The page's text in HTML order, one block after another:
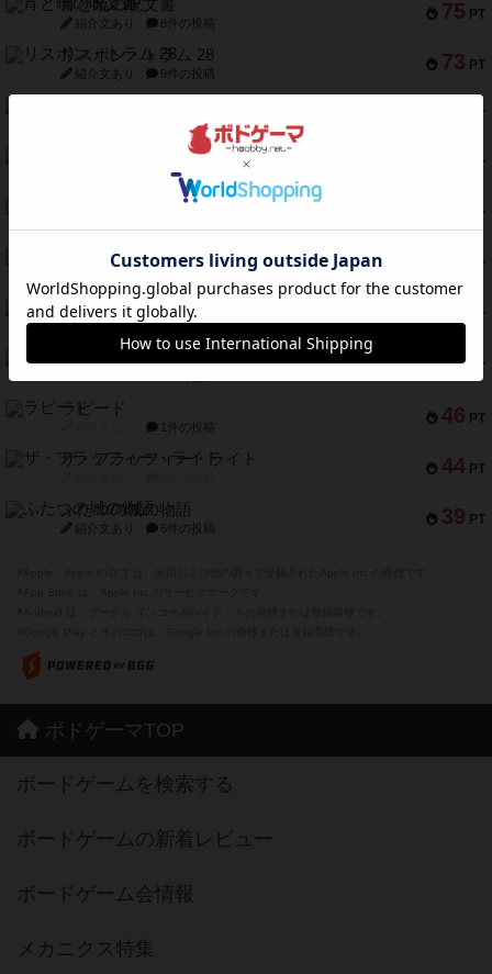
75 PT
宵と暁の呪文書
紹介文あり 8件の投稿
73 PT
リスボン・トラム 28
紹介文あり 9件の投稿
PT
1件の投稿
PT
1件の投稿
PT
スペクタキュラー
PT
スモールワールド
PT
ギャンブラー
紹介文なし 2件の投稿
52 PT
46 PT
ラピード
1件の投稿
44 PT
ザ・フラッフィー・ライト
39 PT
ふたつの城の物語
紹介文あり 6件の投稿
ボドゲーマTOP
ボードゲームを検索する
ボードゲームの新着レビュー
ボードゲーム会情報
メカニクス特集